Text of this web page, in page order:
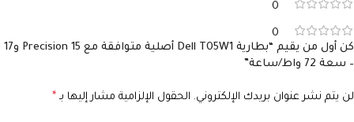
0
0
كن أول من يقيم “بطارية Dell T05W1 أصلية متوافقة مع Precision 15 و17
– سعة 72 واط/ساعة”
لن يتم نشر عنوان بريدك الإلكتروني. الحقول الإلزامية مشار إليها بـ *